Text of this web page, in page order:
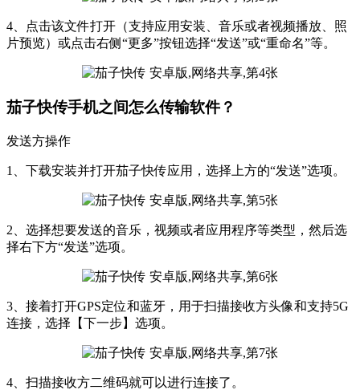
4、点击该文件打开（支持应用安装、音乐或者视频播放、照
片预览）或点击右侧“更多”按钮选择“发送”或“重命名”等。
茄子快传手机之间怎么传输软件？
发送方操作
1、下载安装并打开茄子快传应用，选择上方的“发送”选项。
2、选择想要发送的音乐，视频或者应用程序等类型，然后选
择右下方“发送”选项。
3、接着打开GPS定位和蓝牙，用于扫描接收方头像和支持5G
连接，选择【下一步】选项。
4、扫描接收方二维码就可以进行连接了。